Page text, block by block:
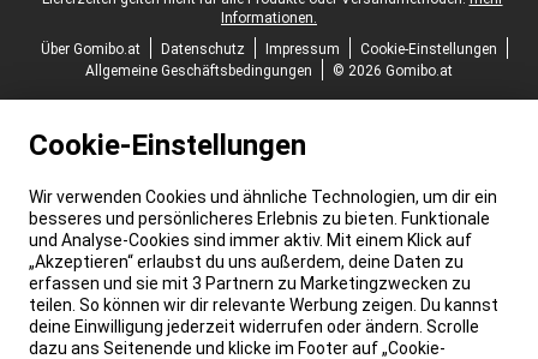
Informationen.
Über Gomibo.at
Datenschutz Impressum
Cookie-Einstellungen
Allgemeine Geschäftsbedingungen
© 2026 Gomibo.at
Cookie-Einstellungen
Wir verwenden Cookies und ähnliche Technologien, um dir ein
besseres und persönlicheres Erlebnis zu bieten. Funktionale
und Analyse-Cookies sind immer aktiv. Mit einem Klick auf
„Akzeptieren“ erlaubst du uns außerdem, deine Daten zu
erfassen und sie mit 3 Partnern zu Marketingzwecken zu
teilen. So können wir dir relevante Werbung zeigen. Du kannst
deine Einwilligung jederzeit widerrufen oder ändern. Scrolle
dazu ans Seitenende und klicke im Footer auf „Cookie-